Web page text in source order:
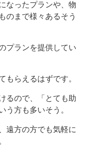
なったプランや、物
のまで様々あるそう
プランを提供してい
もらえるはずです。
るので、「とても助
う方も多いそう。
遠方の方でも気軽に